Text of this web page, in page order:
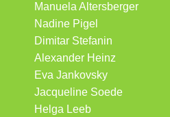
Manuela Altersberger
Nadine Pigel
Dimitar Stefanin
Alexander Heinz
Eva Jankovsky
Jacqueline Soede
Helga Leeb